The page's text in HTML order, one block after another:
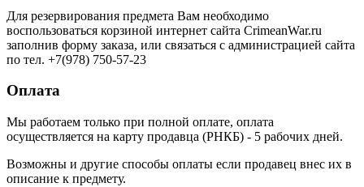
Для резервирования предмета Вам необходимо
воспользоваться корзиной интернет сайта CrimeanWar.ru
заполнив форму заказа, или связаться с администрацией сайта
по тел. +7(978) 750-57-23
Оплата
Мы работаем только при полной оплате, оплата
осуществляется на карту продавца (РНКБ) - 5 рабочих дней.
Возможны и другие способы оплаты если продавец внес их в
описание к предмету.